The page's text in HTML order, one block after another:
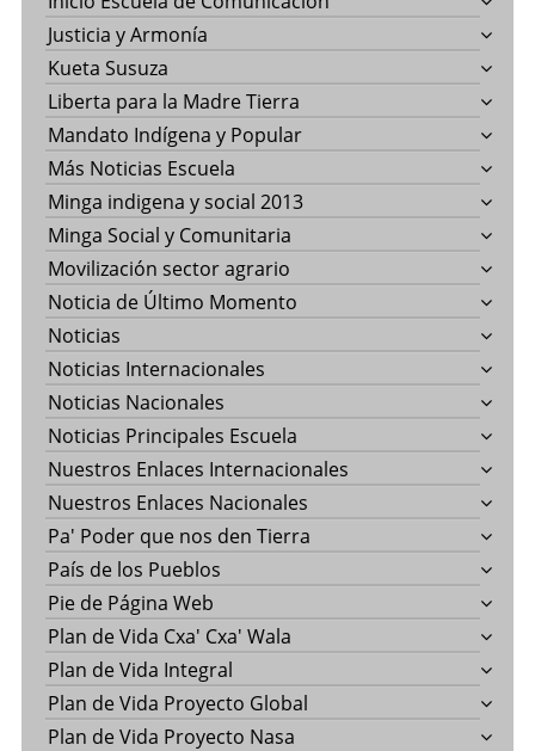
Justicia y Armonía
Kueta Susuza
Liberta para la Madre Tierra
Mandato Indígena y Popular
Más Noticias Escuela
Minga indigena y social 2013
Minga Social y Comunitaria
Movilización sector agrario
Noticia de Último Momento
Noticias
Noticias Internacionales
Noticias Nacionales
Noticias Principales Escuela
Nuestros Enlaces Internacionales
Nuestros Enlaces Nacionales
Pa' Poder que nos den Tierra
País de los Pueblos
Pie de Página Web
Plan de Vida Cxa' Cxa' Wala
Plan de Vida Integral
Plan de Vida Proyecto Global
Plan de Vida Proyecto Nasa